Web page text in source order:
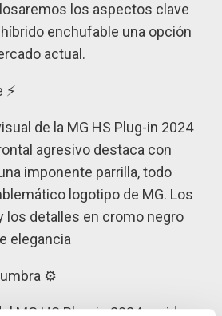
los aspectos clave
enchufable una opción
actual.
de la MG HS Plug-in 2024
agresivo destaca con
imponente parrilla, todo
logotipo de MG. Los
los detalles en cromo negro
elegancia
⚙️